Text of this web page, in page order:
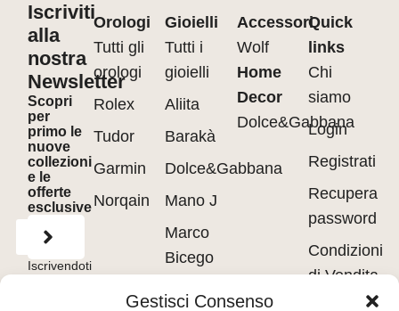
Gestisci Consenso
Iscriviti
alla
nostra
Newsletter
Scopri
per
primo le
nuove
collezioni
e le
offerte
esclusive
Iscrivendoti
accetti
Orologi
Tutti gli
orologi
Rolex
Tudor
Garmin
Norqain
Gioielli
Tutti i
gioielli
Aliita
Barakà
Dolce&Gabbana
Mano J
Marco
Bicego
Messika
Accessori
Wolf
Home
Decor
Dolce&Gabbana
Quick
links
Chi
siamo
Login
Registrati
Recupera
password
Condizioni
di Vendita